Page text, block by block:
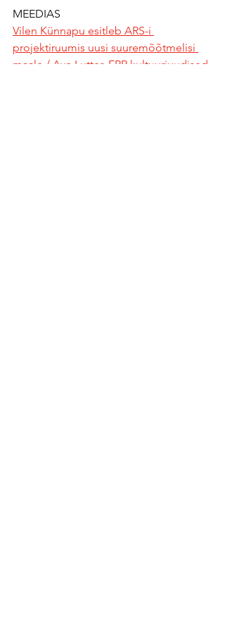
MEEDIAS
Vilen Künnapu esitleb ARS-i
projektiruumis uusi suuremõõtmelisi
maale / Ave Lutter, ERR kultuuriuudised